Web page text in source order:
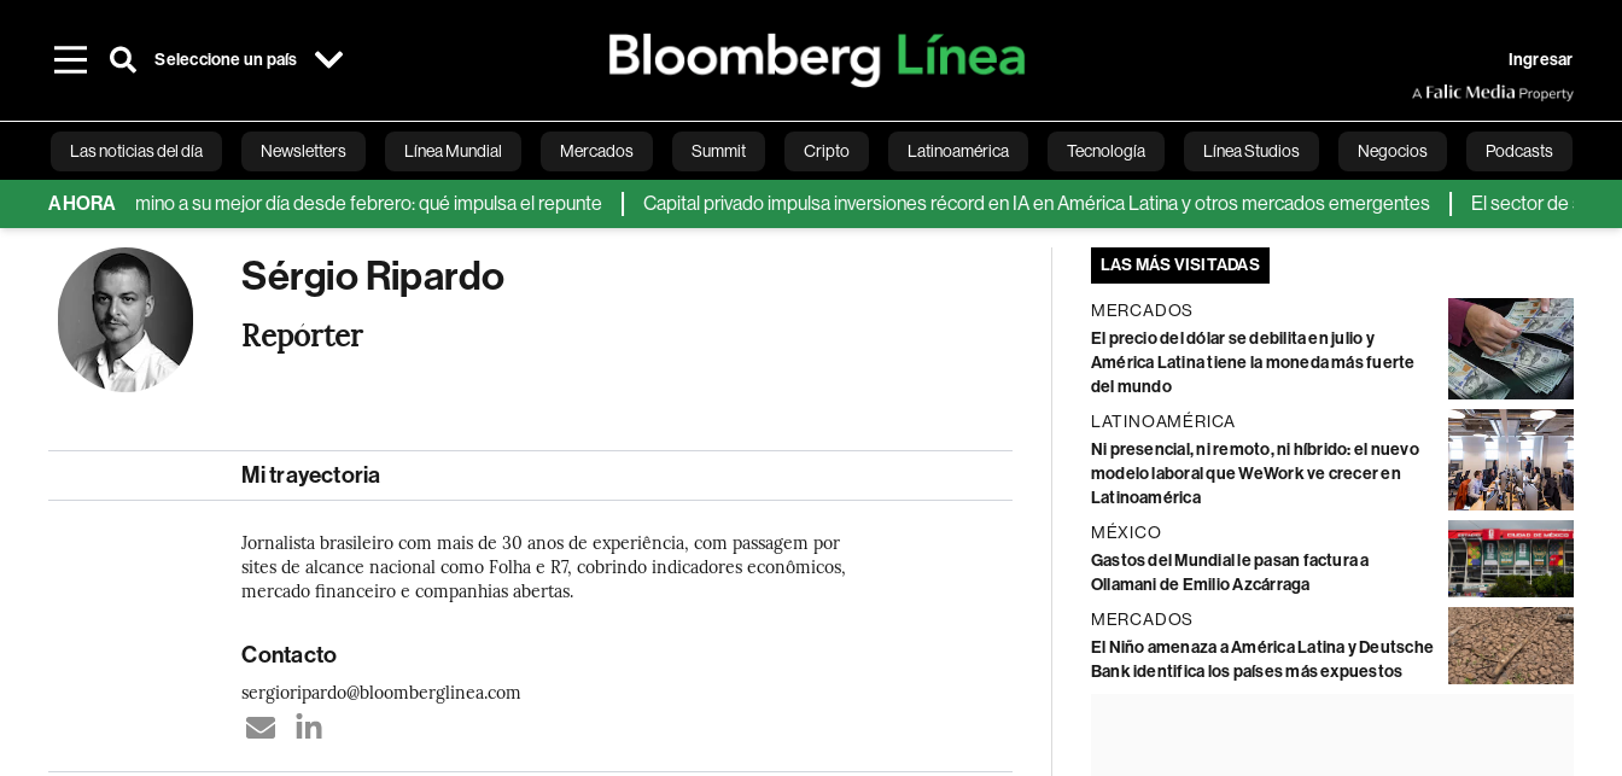
Seleccione un país Ingresar
Las noticias del día Newsletters Línea Mundial Mercados Summit Cripto Latinoamérica Tecnología Línea Studios Negocios Podcasts
Bloomberg Green Economía Estilo de vida Mundo Videos English
AHORA
y va camino a su mejor día desde febrero: qué impulsa el repunte Capital privado impulsa inversiones récord en IA en América Latina y otros mercados emergentes El sector de servicios en
Sérgio Ripardo
Repórter
Mi trayectoria
Jornalista brasileiro com mais de 30 anos de experiência, com passagem por
sites de alcance nacional como Folha e R7, cobrindo indicadores econômicos,
mercado financeiro e companhias abertas.
Contacto
sergioripardo@bloomberglinea.com
LAS MÁS VISITADAS
MERCADOS
El precio del dólar se debilita en julio y
América Latina tiene la moneda más fuerte
del mundo
LATINOAMÉRICA
Ni presencial, ni remoto, ni híbrido: el nuevo
modelo laboral que WeWork ve crecer en
Latinoamérica
MÉXICO
Gastos del Mundial le pasan factura a
Ollamani de Emilio Azcárraga
MERCADOS
El Niño amenaza a América Latina y Deutsche
Bank identifica los países más expuestos